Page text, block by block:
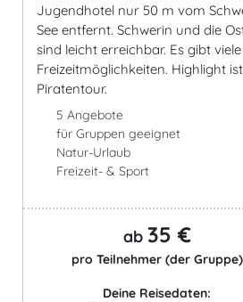
Jugendhotel nur 50 m vom
See entfernt. Schwerin und die
sind leicht erreichbar. Es gibt viele
Freizeitmöglichkeiten. Highlight
Piratentour.
5 Angebote
für Gruppen geeignet
Natur-Urlaub
Freizeit- & Sport
ab 35 €
pro Teilnehmer (der Gruppe)
Deine Reisedaten: